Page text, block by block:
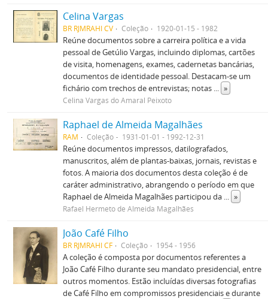
Celina Vargas
BR RJMRAHI CV Coleção 1920-01-15 - 1982
Reúne documentos sobre a carreira política e a vida
pessoal de Getúlio Vargas, incluindo diplomas, cartões
de visita, homenagens, exames, cadernetas bancárias,
documentos de identidade pessoal. Destacam-se um
fichário com trechos de entrevistas; notas ... »
Celina Vargas do Amaral Peixoto
Raphael de Almeida Magalhães
RAM Coleção 1931-01-01 - 1992-12-31
Reúne documentos impressos, datilografados,
manuscritos, além de plantas-baixas, jornais, revistas e
fotos. A maioria dos documentos desta coleção é de
caráter administrativo, abrangendo o período em que
Raphael de Almeida Magalhães participou da ... »
Rafael Hermeto de Almeida Magalhães
João Café Filho
BR RJMRAHI CF Coleção 1954 - 1956
A coleção é composta por documentos referentes a
João Café Filho durante seu mandato presidencial, entre
outros momentos. Estão incluídas diversas fotografias
de Café Filho em compromissos presidenciais e durante